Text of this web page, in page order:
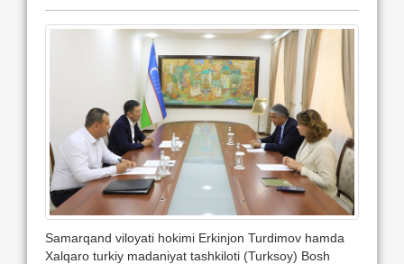
Samarqand viloyati hokimi Erkinjon Turdimov hamda
Xalqaro turkiy madaniyat tashkiloti (Turksoy) Bosh